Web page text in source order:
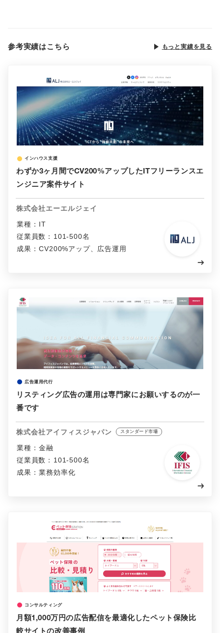
参考実績はこちら もっと実績を見る
インハウス支援
わずか3ヶ月間でCV200%アップしたITフリーランスエ
ンジニア案件サイト
株式会社エーエルジェイ
業種： IT
従業員数： 101-500名
成果： CV200%アップ、広告運用
広告運用代行
リスティング広告の運用は専門家にお願いするのが一
番です
株式会社アイフィスジャパン スタンダード市場
業種： 金融
従業員数： 101-500名
成果： 業務効率化
コンサルティング
月額1,000万円の広告配信を最適化したペット保険比
較サイトの改善事例